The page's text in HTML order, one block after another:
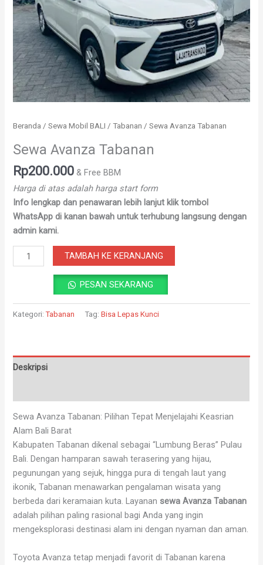
Beranda /Sewa Mobil BALI /Tabanan / Sewa Avanza Tabanan
Sewa Avanza Tabanan
Rp200.000 & Free BBM
Harga di atas adalah harga start form
Info lengkap dan penawaran lebih lanjut klik tombol
WhatsApp di kanan bawah untuk terhubung langsung dengan
admin kami.
TAMBAH KE KERANJANG
PESAN SEKARANG
Kategori:Tabanan Tag:Bisa Lepas Kunci
Deskripsi
Sewa Avanza Tabanan: Pilihan Tepat Menjelajahi Keasrian
Alam Bali Barat
Kabupaten Tabanan dikenal sebagai “Lumbung Beras” Pulau
Bali. Dengan hamparan sawah terasering yang hijau,
pegunungan yang sejuk, hingga pura di tengah laut yang
ikonik, Tabanan menawarkan pengalaman wisata yang
berbeda dari keramaian kuta. Layanan sewa Avanza Tabanan
adalah pilihan paling rasional bagi Anda yang ingin
mengeksplorasi destinasi alam ini dengan nyaman dan aman.
Toyota Avanza tetap menjadi favorit di Tabanan karena